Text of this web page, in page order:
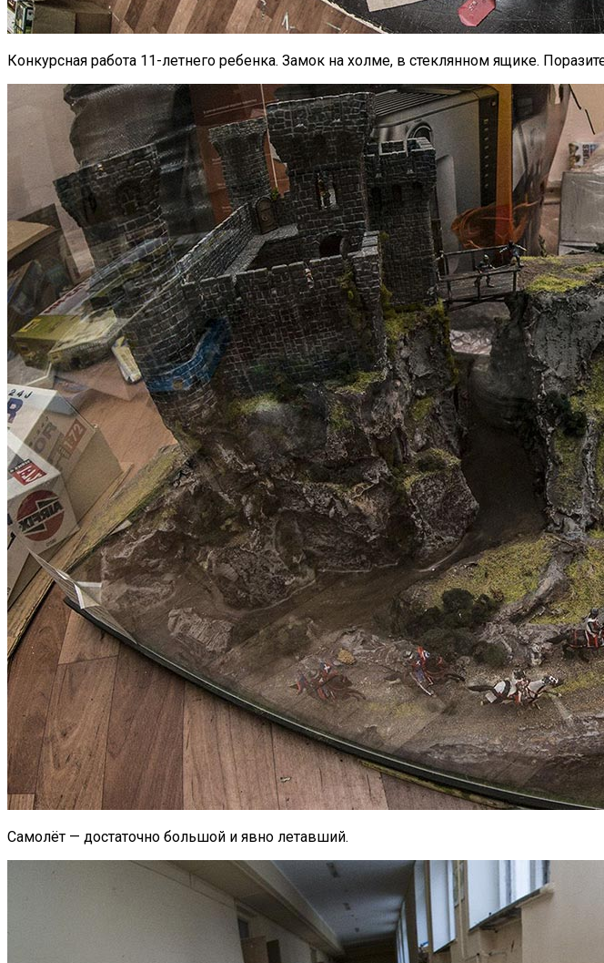
Конкурсная работа 11-летнего ребенка. Замок на холме, в стеклянном ящике.
Самолёт — достаточно большой и явно летавший.